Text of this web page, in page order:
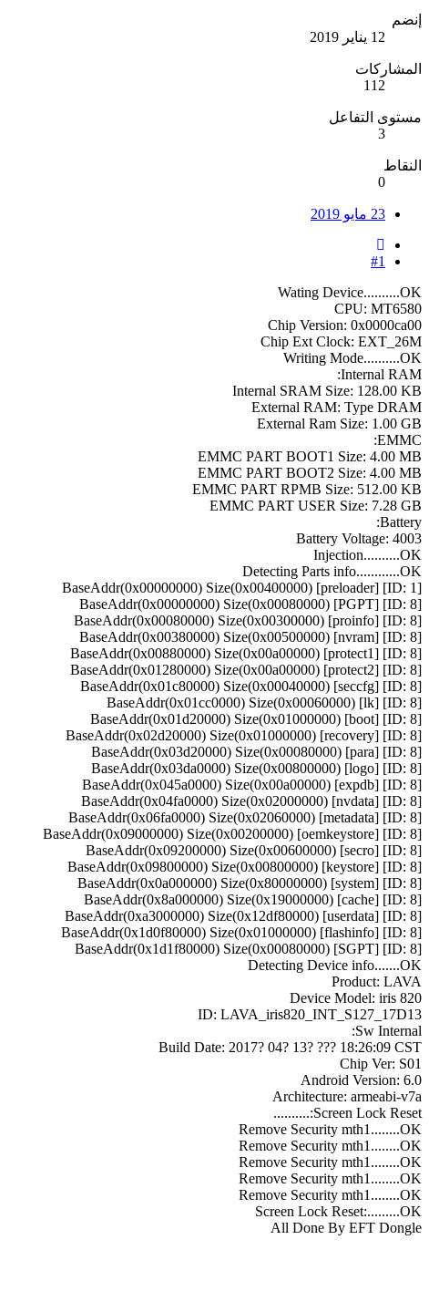
إنضم
12 يناير 2019
المشاركات
112
مستوى التفاعل
3
النقاط
0
23 مايو 2019
#1
Wating Device..........OK
CPU: MT6580
Chip Version: 0x0000ca00
Chip Ext Clock: EXT_26M
Writing Mode..........OK
Internal RAM:
Internal SRAM Size: 128.00 KB
External RAM: Type DRAM
External Ram Size: 1.00 GB
EMMC:
EMMC PART BOOT1 Size: 4.00 MB
EMMC PART BOOT2 Size: 4.00 MB
EMMC PART RPMB Size: 512.00 KB
EMMC PART USER Size: 7.28 GB
Battery:
Battery Voltage: 4003
Injection..........OK
Detecting Parts info............OK
[ID: 1] [preloader] BaseAddr(0x00000000) Size(0x00400000)
[ID: 8] [PGPT] BaseAddr(0x00000000) Size(0x00080000)
[ID: 8] [proinfo] BaseAddr(0x00080000) Size(0x00300000)
[ID: 8] [nvram] BaseAddr(0x00380000) Size(0x00500000)
[ID: 8] [protect1] BaseAddr(0x00880000) Size(0x00a00000)
[ID: 8] [protect2] BaseAddr(0x01280000) Size(0x00a00000)
[ID: 8] [seccfg] BaseAddr(0x01c80000) Size(0x00040000)
[ID: 8] [lk] BaseAddr(0x01cc0000) Size(0x00060000)
[ID: 8] [boot] BaseAddr(0x01d20000) Size(0x01000000)
[ID: 8] [recovery] BaseAddr(0x02d20000) Size(0x01000000)
[ID: 8] [para] BaseAddr(0x03d20000) Size(0x00080000)
[ID: 8] [logo] BaseAddr(0x03da0000) Size(0x00800000)
[ID: 8] [expdb] BaseAddr(0x045a0000) Size(0x00a00000)
[ID: 8] [nvdata] BaseAddr(0x04fa0000) Size(0x02000000)
[ID: 8] [metadata] BaseAddr(0x06fa0000) Size(0x02060000)
[ID: 8] [oemkeystore] BaseAddr(0x09000000) Size(0x00200000)
[ID: 8] [secro] BaseAddr(0x09200000) Size(0x00600000)
[ID: 8] [keystore] BaseAddr(0x09800000) Size(0x00800000)
[ID: 8] [system] BaseAddr(0x0a000000) Size(0x80000000)
[ID: 8] [cache] BaseAddr(0x8a000000) Size(0x19000000)
[ID: 8] [userdata] BaseAddr(0xa3000000) Size(0x12df80000)
[ID: 8] [flashinfo] BaseAddr(0x1d0f80000) Size(0x01000000)
[ID: 8] [SGPT] BaseAddr(0x1d1f80000) Size(0x00080000)
Detecting Device info.......OK
Product: LAVA
Device Model: iris 820
ID: LAVA_iris820_INT_S127_17D13
Sw Internal:
Build Date: 2017? 04? 13? ??? 18:26:09 CST
Chip Ver: S01
Android Version: 6.0
Architecture: armeabi-v7a
Screen Lock Reset:..........
Remove Security mth1........OK
Remove Security mth1........OK
Remove Security mth1........OK
Remove Security mth1........OK
Remove Security mth1........OK
Screen Lock Reset:.........OK
All Done By EFT Dongle